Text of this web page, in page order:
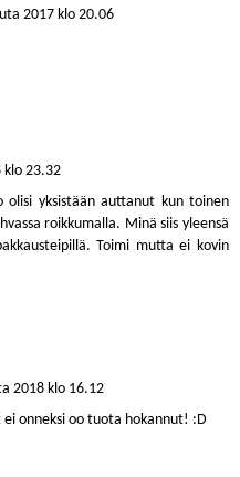
2017 klo 20.06
klo 23.32
yksistään auttanut kun toinen
roikkumalla. Minä siis yleensä
Toimi mutta ei kovin
2018 klo 16.12
ei onneksi oo tuota hokannut! :D